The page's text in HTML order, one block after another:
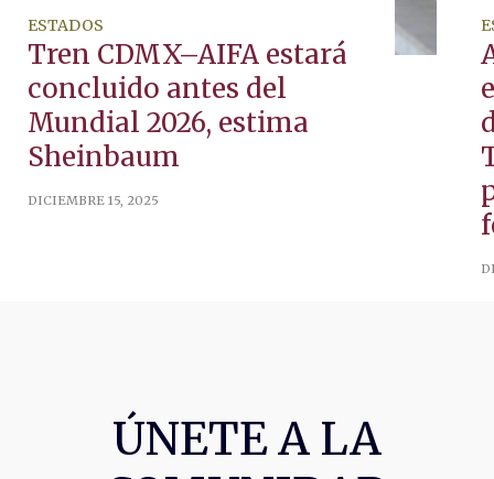
ESTADOS
Tren CDMX–AIFA estará
concluido antes del
Mundial 2026, estima
Sheinbaum
DICIEMBRE 15, 2025
ÚNETE A LA